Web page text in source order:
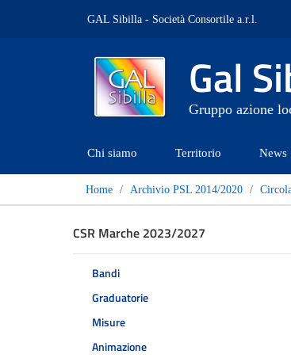
GAL Sibilla - Società Consortile a.r.l.
Gal
Gruppo azione
Chi siamo Territorio News
Home Archivio PSL 2014/2020
CSR Marche 2023/2027
Bandi
Graduatorie
Misure
Animazione